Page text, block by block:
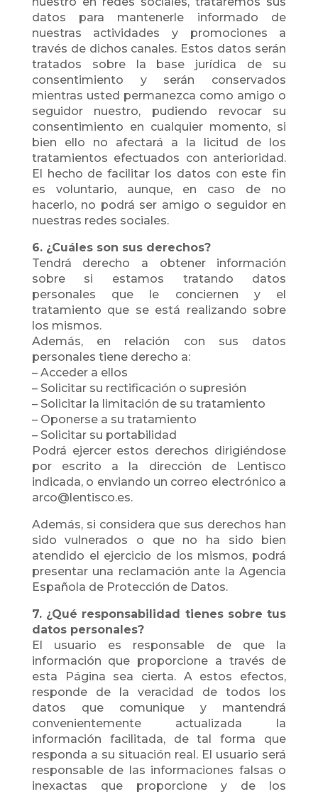
datos para mantenerle informado de
nuestras actividades y promociones a
través de dichos canales. Estos datos serán
tratados sobre la base jurídica de su
consentimiento y serán conservados
mientras usted permanezca como amigo o
seguidor nuestro, pudiendo revocar su
consentimiento en cualquier momento, si
bien ello no afectará a la licitud de los
tratamientos efectuados con anterioridad.
El hecho de facilitar los datos con este fin
es voluntario, aunque, en caso de no
hacerlo, no podrá ser amigo o seguidor en
nuestras redes sociales.
6. ¿Cuáles son sus derechos?
Tendrá derecho a obtener información
sobre si estamos tratando datos
personales que le conciernen y el
tratamiento que se está realizando sobre
los mismos.
Además, en relación con sus datos
personales tiene derecho a:
– Acceder a ellos
– Solicitar su rectificación o supresión
– Solicitar la limitación de su tratamiento
– Oponerse a su tratamiento
– Solicitar su portabilidad
Podrá ejercer estos derechos dirigiéndose
por escrito a la dirección de Lentisco
indicada, o enviando un correo electrónico a
arco@lentisco.es.
Además, si considera que sus derechos han
sido vulnerados o que no ha sido bien
atendido el ejercicio de los mismos, podrá
presentar una reclamación ante la Agencia
Española de Protección de Datos.
7. ¿Qué responsabilidad tienes sobre tus
datos personales?
El usuario es responsable de que la
información que proporcione a través de
esta Página sea cierta. A estos efectos,
responde de la veracidad de todos los
datos que comunique y mantendrá
convenientemente actualizada la
información facilitada, de tal forma que
responda a su situación real. El usuario será
responsable de las informaciones falsas o
inexactas que proporcione y de los